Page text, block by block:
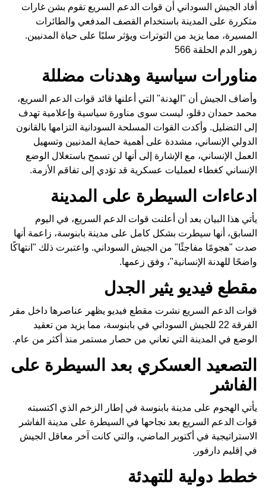
أفاد الجيش السوداني أن قوات الدعم السريع تقوم بشن غارات
متكررة على المدينة باستخدام القصف المدفعي والطائرات
المسيرة، مما يزيد من التوترات ويؤثر سلبًا على حياة المدنيين.
زهور الدم الحلقة 566
مناورات سياسية وهدنات مضللة
وأضاف الجيش أن "الهدنة" التي أعلنها قائد قوات الدعم السريع،
محمد حمدان دقلو، ليست سوى مناورة سياسية وإعلامية تهدف
إلى التضليل. وأكدت القوات المسلحة السودانية التزامها بالقانون
الدولي الإنساني، مشددة على أهمية حماية المدنيين وتسهيل
العمل الإنساني، مع الإشارة إلى أنها لن تسمح باستغلال الوضع
الإنساني كغطاء لعمليات عسكرية قد تؤدي إلى تفاقم الأزمة.
ادعاءات السيطرة على المدينة
يأتي هذا البيان بعد أن أعلنت قوات الدعم السريع، في اليوم
السابق، أنها سيطرت بشكل كامل على مدينة بابنوسة، زاعمة أنها
صدت "هجومًا مفاجئًا" من الجيش السوداني. واعتبرت ذلك "انتهاكًا
واضحًا للهدنة الإنسانية"، وفق زعمها.
مقطع فيديو يثير الجدل
قوات الدعم السريع نشرت مقطع فيديو يظهر عناصرها داخل مقر
الفرقة 22 للجيش السوداني في بابنوسة، مما يزيد من تعقيد
الوضع في المدينة التي تعاني من حصار مستمر منذ أكثر من عام.
التصعيد العسكري بعد السيطرة على
الفاشر
يأتي الهجوم على مدينة بابنوسة في إطار الزخم الذي اكتسبته
قوات الدعم السريع بعد نجاحها في السيطرة على مدينة الفاشر
الاستراتيجية في أكتوبر الماضي، والتي كانت آخر معاقل الجيش
في إقليم دارفور.
خطط دولية للتهدئة